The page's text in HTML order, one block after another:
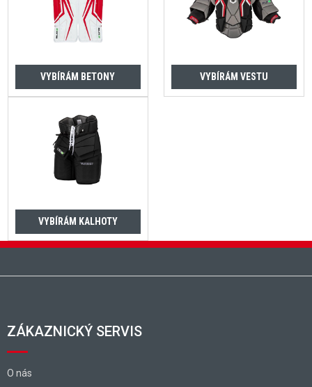
VYBÍRÁM BETONY VYBÍRÁM VESTU
VYBÍRÁM KALHOTY
ZÁKAZNICKÝ SERVIS
O nás